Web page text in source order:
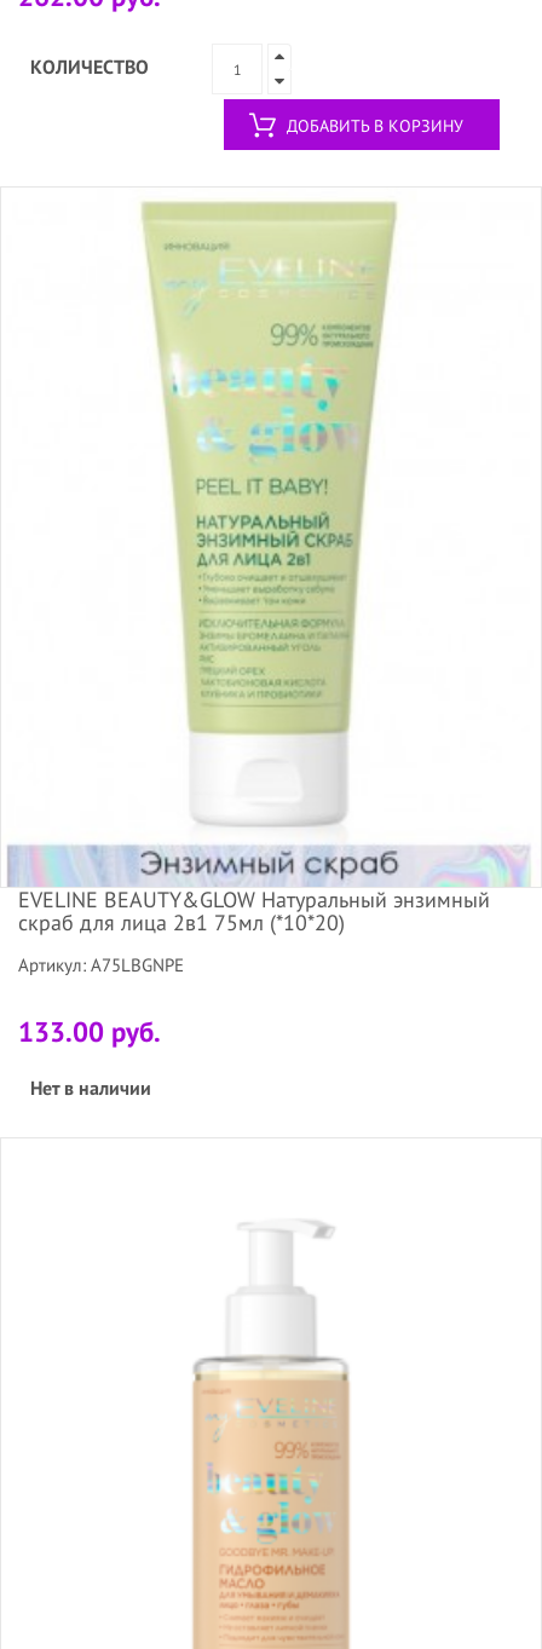
КОЛИЧЕСТВО
ДОБАВИТЬ В КОРЗИНУ
EVELINE BEAUTY&GLOW Натуральный энзимный
скраб для лица 2в1 75мл (*10*20)
Артикул: A75LBGNPE
133.00 руб.
Нет в наличии